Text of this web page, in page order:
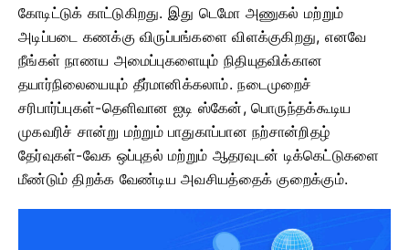
கோடிட்டுக் காட்டுகிறது. இது டெமோ அணுகல் மற்றும்
அடிப்படை கணக்கு விருப்பங்களை விளக்குகிறது, எனவே
நீங்கள் நாணய அமைப்புகளையும் நிதியுதவிக்கான
தயார்நிலையையும் தீர்மானிக்கலாம். நடைமுறைச்
சரிபார்ப்புகள்-தெளிவான ஐடி ஸ்கேன், பொருந்தக்கூடிய
முகவரிச் சான்று மற்றும் பாதுகாப்பான நற்சான்றிதழ்
தேர்வுகள்-வேக ஒப்புதல் மற்றும் ஆதரவுடன் டிக்கெட்டுகளை
மீண்டும் திறக்க வேண்டிய அவசியத்தைக் குறைக்கும்.